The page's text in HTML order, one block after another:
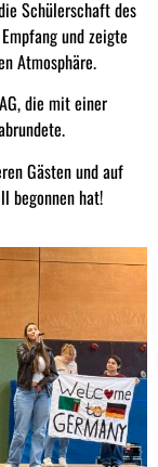
Schülerschaft des
und zeigte
Atmosphäre.
die mit einer
Gästen und auf
begonnen hat!